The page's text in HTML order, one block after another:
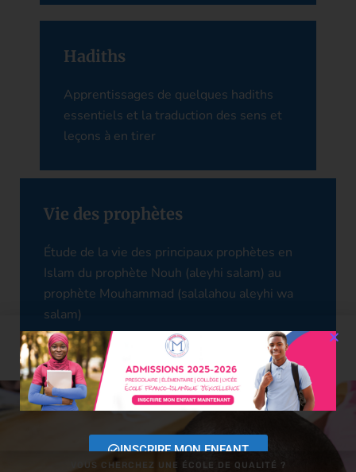
Hadiths
Apprentissages de quelques hadiths
essentiels et la traduction des sens et
leçons à en tirer
Vie des prophètes
Étude de la vie des principaux prophètes en
Islam du prophète Nouh (aleyhi salam) au
prophète Mouhammad (salalahou aleyhi wa
salam)
VOUS CHERCHEZ UNE ÉCOLE DE QUALITÉ ?
INSCRIRE MON ENFANT